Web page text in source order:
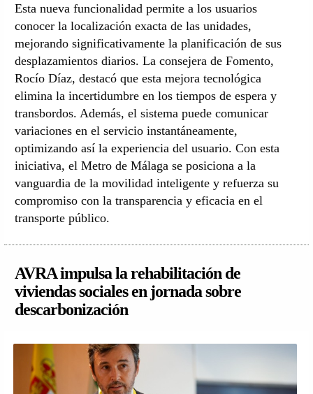
Esta nueva funcionalidad permite a los usuarios
conocer la localización exacta de las unidades,
mejorando significativamente la planificación de sus
desplazamientos diarios. La consejera de Fomento,
Rocío Díaz, destacó que esta mejora tecnológica
elimina la incertidumbre en los tiempos de espera y
transbordos. Además, el sistema puede comunicar
variaciones en el servicio instantáneamente,
optimizando así la experiencia del usuario. Con esta
iniciativa, el Metro de Málaga se posiciona a la
vanguardia de la movilidad inteligente y refuerza su
compromiso con la transparencia y eficacia en el
transporte público.
AVRA impulsa la rehabilitación de
viviendas sociales en jornada sobre
descarbonización